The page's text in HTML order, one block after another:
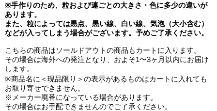
※手作りのため、粒および連ごとの大きさ・色に多少の違いが
あります。
また、粒によっては黒点、黒い線、白い線、気泡（大小含む）
などが入ってしまう場合がございます。予めご了承ください。
こちらの商品はソールドアウトの商品もカートに入ります。
その場合は海外への発注となり、およそ1〜3ヶ月以内にお届け
します。
※商品名に＜現品限り＞の表示があるものはカートに入れても
お取り寄せできません。
※メーカー廃番になっている場合があります。
その場合はお手配できませんのでご了承ください。